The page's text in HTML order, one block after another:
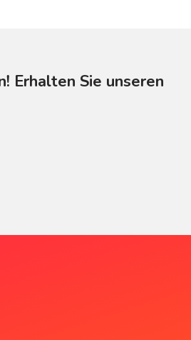
Erhalten Sie unseren